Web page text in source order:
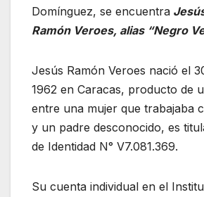
Domínguez, se encuentra
Ramón Veroes, alias “Negro
Jesús Ramón Veroes nació el
1962 en Caracas, producto de
entre una mujer que trabajaba
y un padre desconocido, es
de Identidad N° V7.081.369.
Su cuenta individual en el